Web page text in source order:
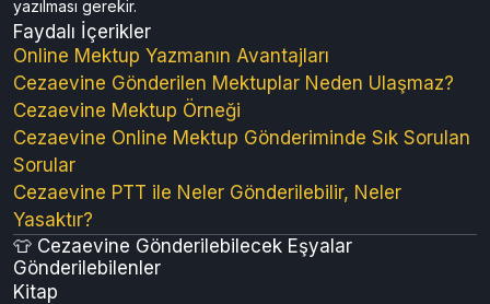
yazılması gerekir.
Faydalı İçerikler
Online Mektup Yazmanın Avantajları
Cezaevine Gönderilen Mektuplar Neden Ulaşmaz?
Cezaevine Mektup Örneği
Cezaevine Online Mektup Gönderiminde Sık Sorulan
Sorular
Cezaevine PTT ile Neler Gönderilebilir, Neler
Yasaktır?
👕 Cezaevine Gönderilebilecek Eşyalar
Gönderilebilenler
Kitap